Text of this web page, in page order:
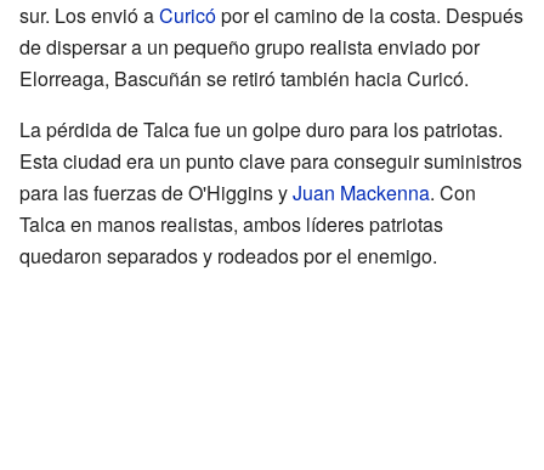
sur. Los envió aCuricópor el camino de la costa. Después
de dispersar a un pequeño grupo realista enviado por
Elorreaga, Bascuñán se retiró también hacia Curicó.
La pérdida de Talca fue un golpe duro para los patriotas.
Esta ciudad era un punto clave para conseguir suministros
para las fuerzas de O'Higgins yJuan Mackenna. Con
Talca en manos realistas, ambos líderes patriotas
quedaron separados y rodeados por el enemigo.